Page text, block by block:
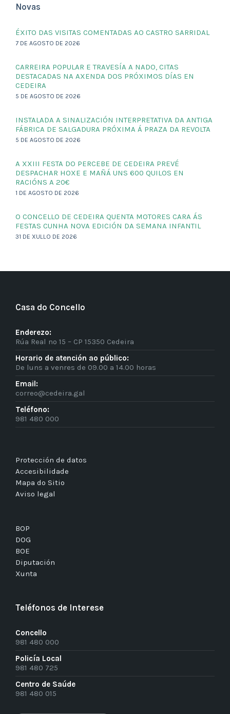
Novas
ÉXITO DAS VISITAS COMENTADAS AO CASTRO SARRIDAL
7 DE AGOSTO DE 2026
CARREIRA POPULAR E TRAVESÍA A NADO, CITAS
DESTACADAS NA AXENDA DOS PRÓXIMOS DÍAS EN
CEDEIRA
5 DE AGOSTO DE 2026
INSTALADA A SINALIZACIÓN INTERPRETATIVA DA ANTIGA
FÁBRICA DE SALGADURA PRÓXIMA Á PRAZA DA REVOLTA
5 DE AGOSTO DE 2026
A XXIII FESTA DO PERCEBE DE CEDEIRA PREVÉ
DESPACHAR HOXE E MAÑÁ UNS 600 QUILOS EN
RACIÓNS A 20€
1 DE AGOSTO DE 2026
O CONCELLO DE CEDEIRA QUENTA MOTORES CARA ÁS
FESTAS CUNHA NOVA EDICIÓN DA SEMANA INFANTIL
31 DE XULLO DE 2026
Casa do Concello
Enderezo:
Rúa Real nº 15 – CP 15350 Cedeira
Horario de atención ao público:
De luns a venres de 09.00 a 14.00 horas
Email:
correo@cedeira.gal
Teléfono:
981 480 000
Protección de datos
Accesibilidade
Mapa do Sitio
Aviso legal
BOP
DOG
BOE
Diputación
Xunta
Teléfonos de Interese
Concello
981 480 000
Policía Local
981 480 725
Centro de Saúde
981 480 015